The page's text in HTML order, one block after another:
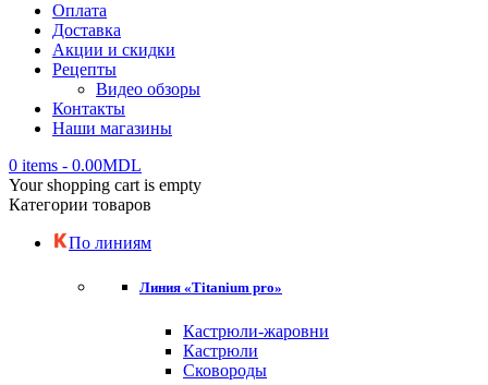
Оплата
Доставка
Акции и скидки
Рецепты
Видео обзоры
Контакты
Наши магазины
0 items - 0.00MDL
Your shopping cart is empty
Категории товаров
По линиям
Линия «Titanium pro»
Кастрюли-жаровни
Кастрюли
Сковороды